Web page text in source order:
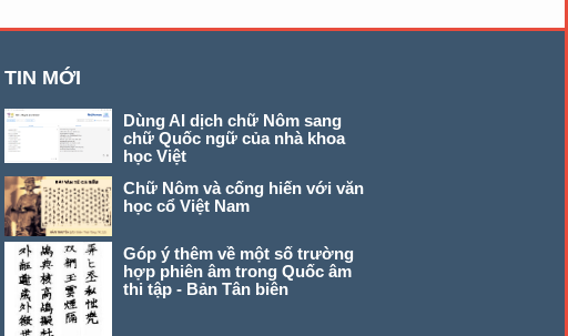
TIN MỚI
Dùng AI dịch chữ Nôm sang
chữ Quốc ngữ của nhà khoa
học Việt
Chữ Nôm và cống hiến với văn
học cổ Việt Nam
Góp ý thêm về một số trường
hợp phiên âm trong Quốc âm
thi tập - Bản Tân biên